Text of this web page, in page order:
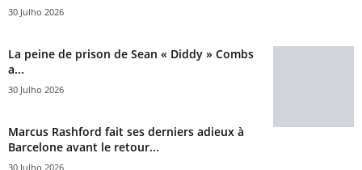
30 Julho 2026
La peine de prison de Sean « Diddy » Combs
a...
30 Julho 2026
Marcus Rashford fait ses derniers adieux à
Barcelone avant le retour...
30 Julho 2026